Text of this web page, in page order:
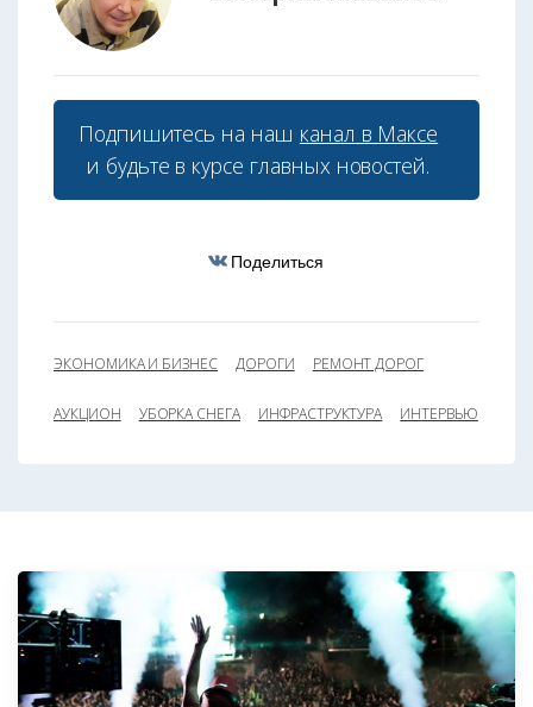
Подпишитесь на наш канал в Максе
и будьте в курсе главных новостей.
Поделиться
ЭКОНОМИКА И БИЗНЕС ДОРОГИ РЕМОНТ ДОРОГ
АУКЦИОН УБОРКА СНЕГА ИНФРАСТРУКТУРА ИНТЕРВЬЮ